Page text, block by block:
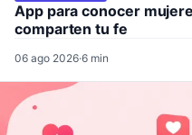
App para conocer
comparten tu fe
06 ago 2026·6 min